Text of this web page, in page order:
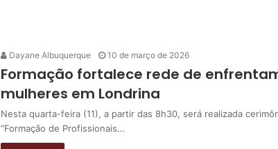
Dayane Albuquerque 10 de março de 2026
Formação fortalece rede de
mulheres em Londrina
Nesta quarta-feira (11), a partir das 8h30, será realizada
“Formação de Profissionais…